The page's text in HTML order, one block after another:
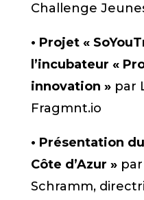
Challenge
• Projet «
l’incubateur «
innovation »par
Fragmnt.io
• Présentation
Côte d’Azur »par
Schramm,